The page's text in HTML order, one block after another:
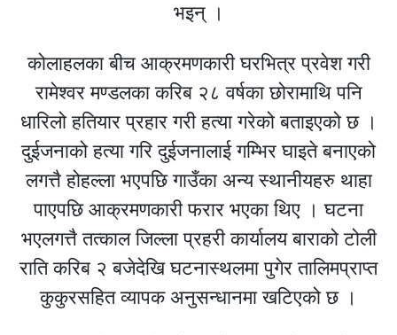
भइन् ।
कोलाहलका बीच आक्रमणकारी घरभित्र प्रवेश गरी
रामेश्वर मण्डलका करिब २८ वर्षका छोरामाथि पनि
धारिलो हतियार प्रहार गरी हत्या गरेको बताइएको छ ।
दुईजनाको हत्या गरि दुईजनालाई गम्भिर घाइते बनाएको
लगत्तै होहल्ला भएपछि गाउँका अन्य स्थानीयहरु थाहा
पाएपछि आक्रमणकारी फरार भएका थिए । घटना
भएलगत्तै तत्काल जिल्ला प्रहरी कार्यालय बाराको टोली
राति करिब २ बजेदेखि घटनास्थलमा पुगेर तालिमप्राप्त
कुकुरसहित व्यापक अनुसन्धानमा खटिएको छ ।